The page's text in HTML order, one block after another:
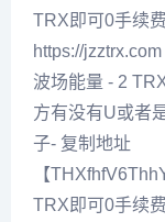
TRX即可0手续
https://jzztrx.com
波场能量 - 2
方有没有U或者
子- 复制地址
【
TRX即可0手续